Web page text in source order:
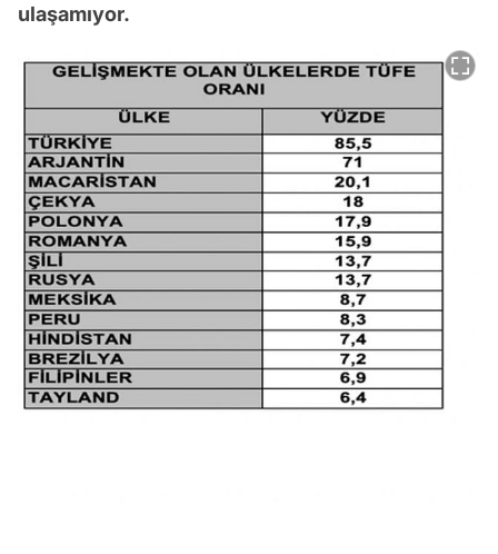
ulaşamıyor.